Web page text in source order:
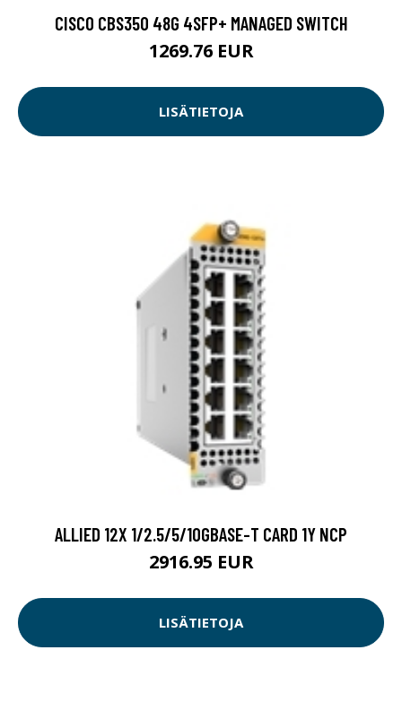
CISCO CBS350 48G 4SFP+ MANAGED SWITCH
1269.76 EUR
LISÄTIETOJA
ALLIED 12X 1/2.5/5/10GBASE-T CARD 1Y NCP
2916.95 EUR
LISÄTIETOJA